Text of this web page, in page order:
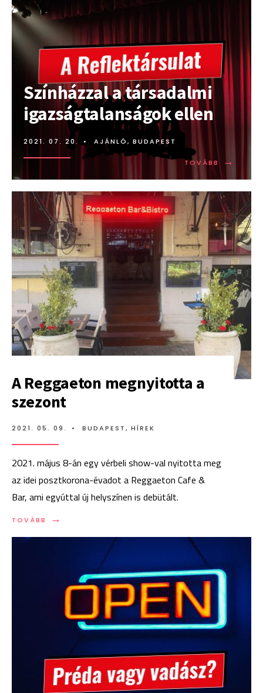
Színházzal a társadalmi
igazságtalanságok ellen
2021. 07. 20. • AJÁNLÓ, BUDAPEST
TOVÁBB →
TOVÁBB:
ELLEN
A Reggaeton megnyitotta a
szezont
2021. 05. 09. • BUDAPEST, HÍREK
2021. május 8-án egy vérbeli show-val nyitotta meg
az idei posztkorona-évadot a Reggaeton Cafe &
Bar, ami egyúttal új helyszínen is debütált.
TOVÁBB →
TOVÁBB:
SZEZONT